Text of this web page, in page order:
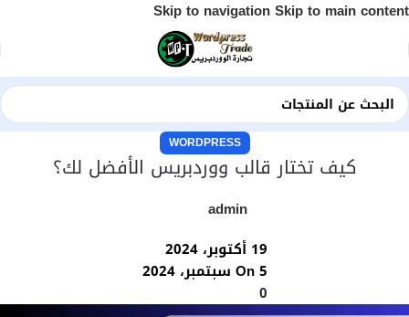
Skip to navigationSkip to main content
WORDPRESS
كيف تختار قالب ووردبريس الأفضل لك؟
admin
19 أكتوبر، 2024
On 5 سبتمبر، 2024
0